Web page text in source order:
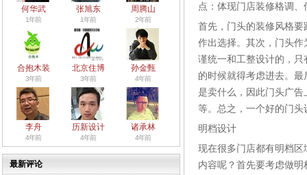
何华武
1年前
张旭东
1年前
周腾山
2年前
合抱木装
3年前
北京住博
3年前
孙金甄
4年前
李舟
4年前
历新设计
4年前
诸承林
4年前
最新评论
点：体现门店装修格调
首先，门头的装修风格
作出选择。其次，门头
谨统一和工整设计的，
的时候就得考虑进去。
是卖什么，因此门头广
等。总之，一个好的门
明档设计
现在很多门店都有明档
内容呢？首先要考虑做